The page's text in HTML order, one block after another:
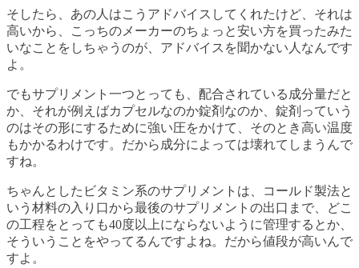
そしたら、あの人はこうアドバイスしてくれたけど、それは
高いから、こっちのメーカーのちょっと安い方を買ったみた
いなことをしちゃうのが、アドバイスを聞かない人なんです
よ。
でもサプリメント一つとっても、配合されている成分量だと
か、それが例えばカプセルなのか錠剤なのか、錠剤っていう
のはその形にするために強い圧をかけて、そのとき高い温度
もかかるわけです。だから成分によっては壊れてしまうんで
すね。
ちゃんとしたビタミン系のサプリメントは、コールド製法と
いう材料の入り口から最後のサプリメントの出口まで、どこ
の工程をとっても40度以上にならないように管理するとか、
そういうことをやってるんですよね。だから値段が高いんで
すよ。